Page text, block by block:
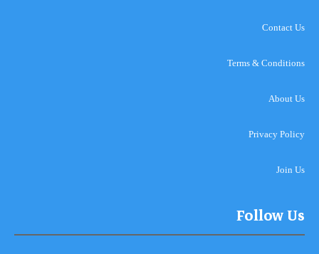
Contact Us
Terms & Conditions
About Us
Privacy Policy
Join Us
Follow Us